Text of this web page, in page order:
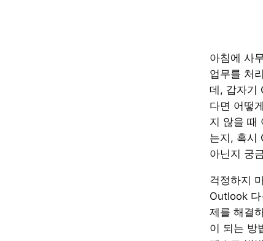
아침에 사
업무를 처
데, 갑자기
다면 어떻
지 않을 때
는지, 혹시
아닌지 궁
걱정하지
Outlook
제를 해결
이 되는 방